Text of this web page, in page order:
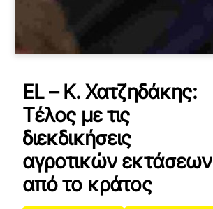
EL – Κ. Χατζηδάκης:
Τέλος με τις
διεκδικήσεις
αγροτικών εκτάσεων
από το κράτος